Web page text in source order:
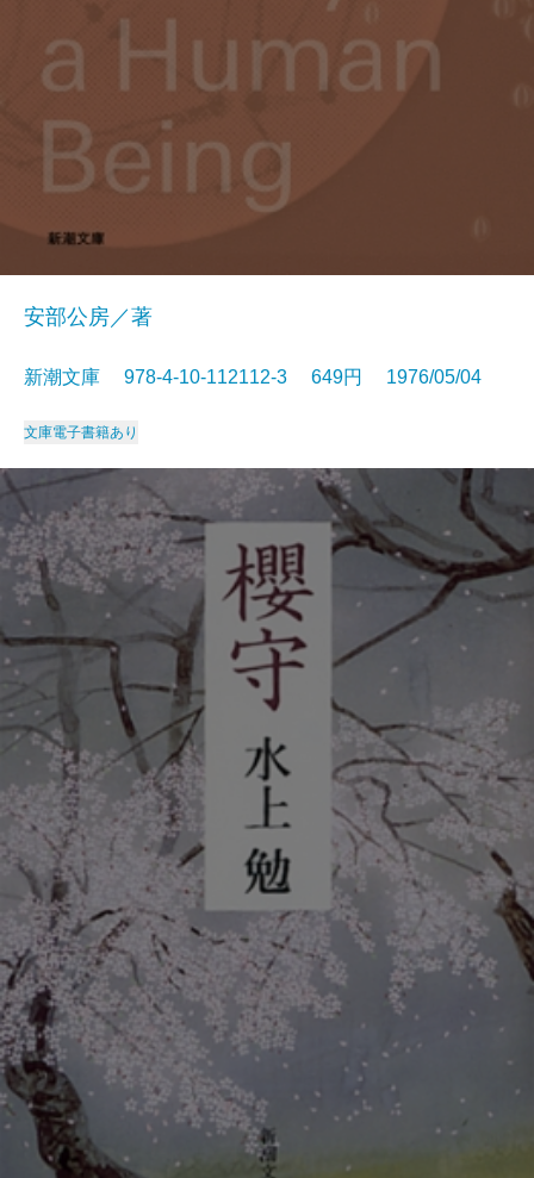
安部公房／著
新潮文庫 978-4-10-112112-3 649円 1976/05/04
文庫電子書籍あり